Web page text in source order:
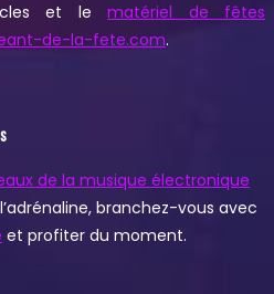
et le matériel de fêtes
de-la-fete.com.
de la musique électronique
branchez-vous avec
et profiter du moment.